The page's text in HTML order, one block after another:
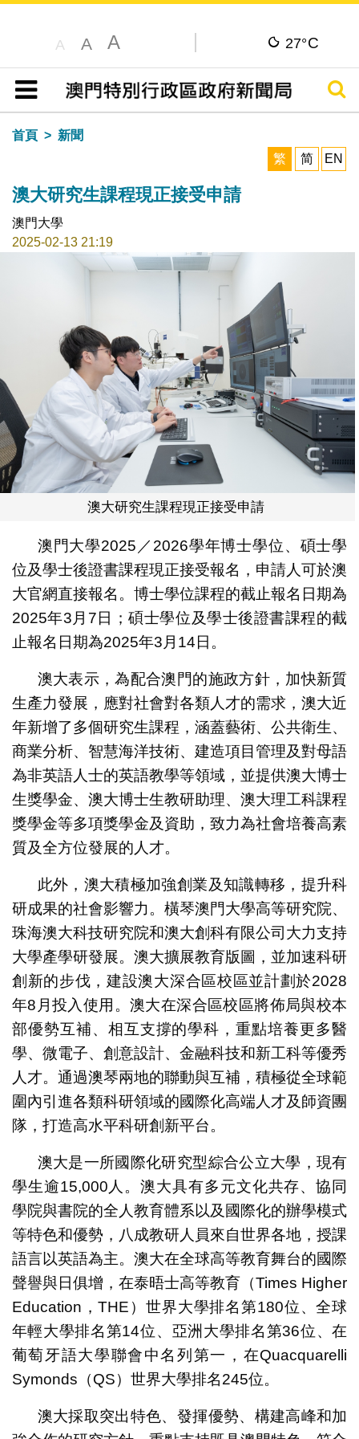
A A A 27°C
目錄
搜尋
首頁
新聞
繁
简 EN
澳大研究生課程現正接受申請
澳門大學
2025-02-13 21:19
澳大研究生課程現正接受申請
澳門大學2025／2026學年博士學位、碩士學
位及學士後證書課程現正接受報名，申請人可於澳
大官網直接報名。博士學位課程的截止報名日期為
2025年3月7日；碩士學位及學士後證書課程的截
止報名日期為2025年3月14日。
澳大表示，為配合澳門的施政方針，加快新質
生產力發展，應對社會對各類人才的需求，澳大近
年新增了多個研究生課程，涵蓋藝術、公共衛生、
商業分析、智慧海洋技術、建造項目管理及對母語
為非英語人士的英語教學等領域，並提供澳大博士
生獎學金、澳大博士生教研助理、澳大理工科課程
獎學金等多項獎學金及資助，致力為社會培養高素
質及全方位發展的人才。
此外，澳大積極加強創業及知識轉移，提升科
研成果的社會影響力。橫琴澳門大學高等研究院、
珠海澳大科技研究院和澳大創科有限公司大力支持
大學產學研發展。澳大擴展教育版圖，並加速科研
創新的步伐，建設澳大深合區校區並計劃於2028
年8月投入使用。澳大在深合區校區將佈局與校本
部優勢互補、相互支撐的學科，重點培養更多醫
學、微電子、創意設計、金融科技和新工科等優秀
人才。通過澳琴兩地的聯動與互補，積極從全球範
圍內引進各類科研領域的國際化高端人才及師資團
隊，打造高水平科研創新平台。
澳大是一所國際化研究型綜合公立大學，現有
學生逾15,000人。澳大具有多元文化共存、協同
學院與書院的全人教育體系以及國際化的辦學模式
等特色和優勢，八成教研人員來自世界各地，授課
語言以英語為主。澳大在全球高等教育舞台的國際
聲譽與日俱增，在泰晤士高等教育（Times Higher
Education，THE）世界大學排名第180位、全球
年輕大學排名第14位、亞洲大學排名第36位、在
葡萄牙語大學聯會中名列第一，在Quacquarelli
Symonds（QS）世界大學排名245位。
澳大採取突出特色、發揮優勢、構建高峰和加